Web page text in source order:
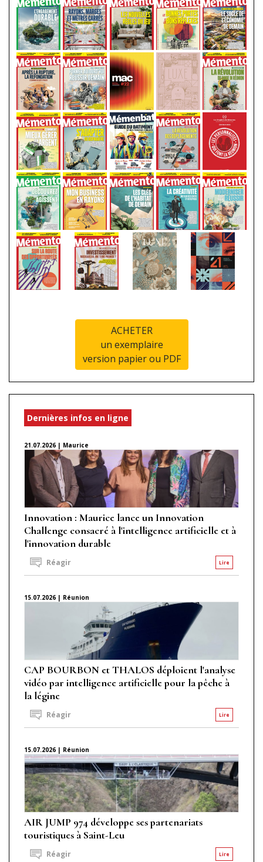
ACHETER
un exemplaire
version papier ou PDF
Dernières infos en ligne
21.07.2026 | Maurice
Innovation : Maurice lance un Innovation
Challenge consacré à l'intelligence artificielle et à
l'innovation durable
Lire
Réagir
15.07.2026 | Réunion
CAP BOURBON et THALOS déploient l'analyse
vidéo par intelligence artificielle pour la pêche à
la légine
Lire
Réagir
15.07.2026 | Réunion
AIR JUMP 974 développe ses partenariats
touristiques à Saint-Leu
Lire
Réagir